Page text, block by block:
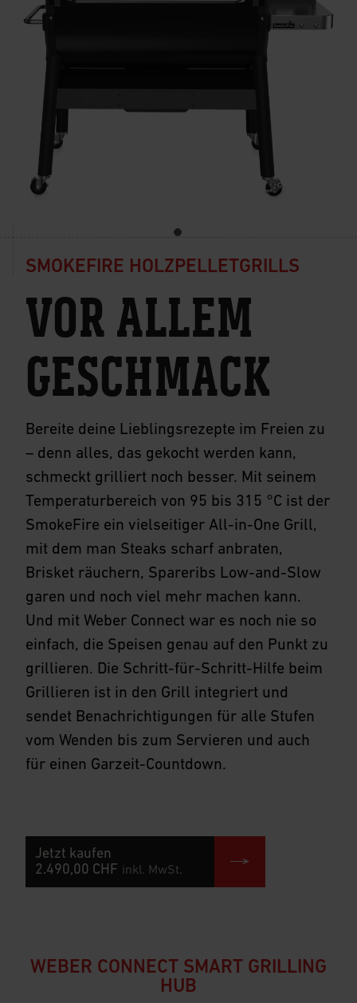
SMOKEFIRE HOLZPELLETGRILLS
VOR ALLEM
GESCHMACK
Bereite deine Lieblingsrezepte im Freien zu
– denn alles, das gekocht werden kann,
schmeckt grilliert noch besser. Mit seinem
Temperaturbereich von 95 bis 315 °C ist der
SmokeFire ein vielseitiger All-in-One Grill,
mit dem man Steaks scharf anbraten,
Brisket räuchern, Spareribs Low-and-Slow
garen und noch viel mehr machen kann.
Und mit Weber Connect war es noch nie so
einfach, die Speisen genau auf den Punkt zu
grillieren. Die Schritt-für-Schritt-Hilfe beim
Grillieren ist in den Grill integriert und
sendet Benachrichtigungen für alle Stufen
vom Wenden bis zum Servieren und auch
für einen Garzeit-Countdown.
Jetzt kaufen
2.490,00 CHF inkl. MwSt.
WEBER CONNECT SMART GRILLING
HUB